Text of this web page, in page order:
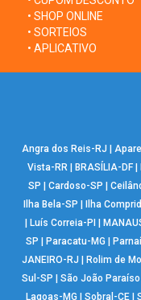
• SHOP ONLINE
• SORTEIOS
• APLICATIVO
Angra dos Reis-RJ |
Vista-RR | BRASÍLIA-DF|
SP | Cardoso-SP |
Ilha Bela-SP | Ilha
| Luís Correia-PI |
SP | Paracatu-MG |
JANEIRO-RJ | Rolim de
Sul-SP | São João
Lagoas-MG | Sobral-CE|